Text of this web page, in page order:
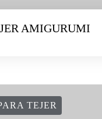
AMIGURUMI
TEJER